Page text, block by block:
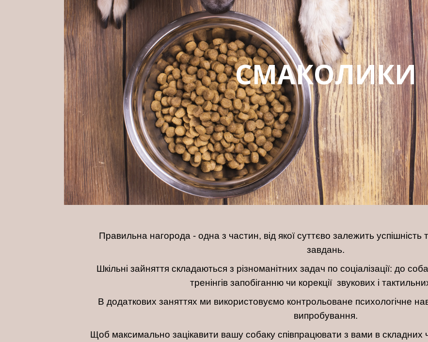
СМАКОЛИКИ
Правильна нагорода - одна з частин, від якої суттєво залежить
завдань.
Шкільні зайняття складаються з різноманітних задач по соціалізації: до
тренінгів запобіганню чи корекції звукових і
В додаткових заняттях ми використовуємо контрольоване психологічне
випробування.
Щоб максимально зацікавити вашу собаку співпрацювати з вами в складних